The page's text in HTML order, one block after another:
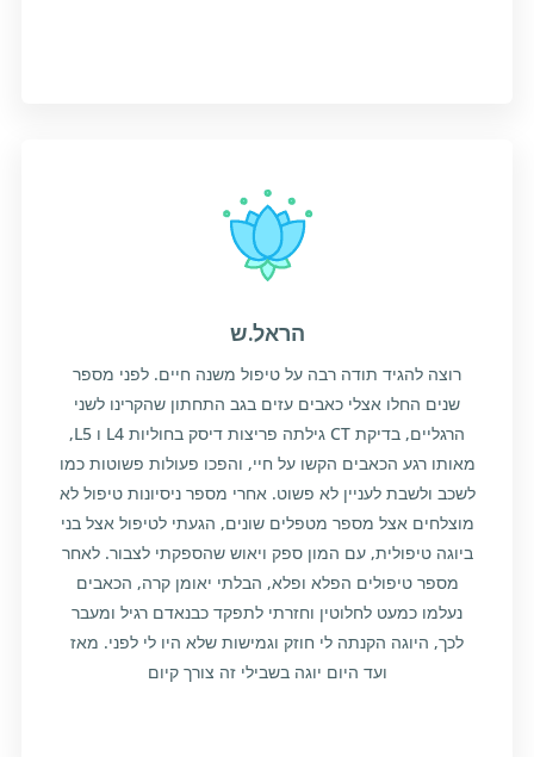
הראל.ש
רוצה להגיד תודה רבה על טיפול משנה חיים. לפני מספר
שנים החלו אצלי כאבים עזים בגב התחתון שהקרינו לשני
הרגליים, בדיקת CT גילתה פריצות דיסק בחוליות L4 ו L5,
מאותו רגע הכאבים הקשו על חיי, והפכו פעולות פשוטות כמו
לשכב ולשבת לעניין לא פשוט. אחרי מספר ניסיונות טיפול לא
מוצלחים אצל מספר מטפלים שונים, הגעתי לטיפול אצל בני
ביוגה טיפולית, עם המון ספק ויאוש שהספקתי לצבור. לאחר
מספר טיפולים הפלא ופלא, הבלתי יאומן קרה, הכאבים
נעלמו כמעט לחלוטין וחזרתי לתפקד כבנאדם רגיל ומעבר
לכך, היוגה הקנתה לי חוזק וגמישות שלא היו לי לפני. מאז
ועד היום יוגה בשבילי זה צורך קיום